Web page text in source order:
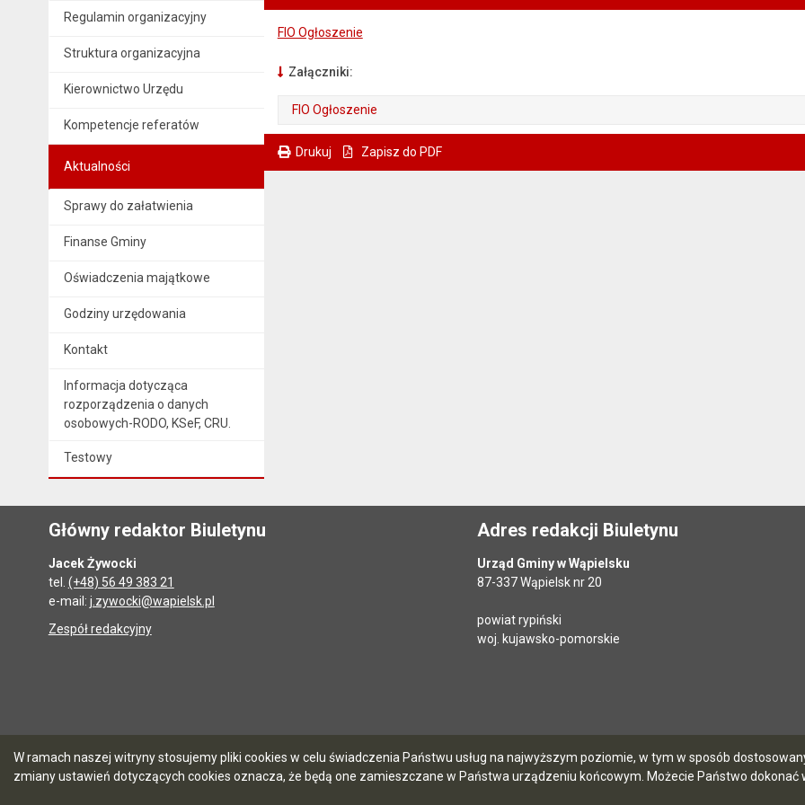
W ramach naszej witryny stosujemy pliki cookies w celu świadczenia Państwu usług na najwyższym poziomie, w tym w sposób
zmiany ustawień dotyczących cookies oznacza, że będą one zamieszczane w Państwa urządzeniu końcowym. Możecie Państwo
Regulamin organizacyjny
Struktura organizacyjna
Kierownictwo Urzędu
Kompetencje referatów
Aktualności
Sprawy do załatwienia
Finanse Gminy
Oświadczenia majątkowe
Godziny urzędowania
Kontakt
Informacja dotycząca
rozporządzenia o danych
osobowych-RODO, KSeF, CRU.
Testowy
FIO Ogłoszenie
Załączniki:
FIO Ogłoszenie
Drukuj Zapisz do PDF
Główny redaktor Biuletynu
Jacek Żywocki
tel. (+48) 56 49 383 21
e-mail: j.zywocki@wapielsk.pl
Zespół redakcyjny
Adres redakcji Biuletynu
Urząd Gminy w Wąpielsku
87-337 Wąpielsk nr 20
powiat rypiński
woj. kujawsko-pomorskie
5.7.0 [90]